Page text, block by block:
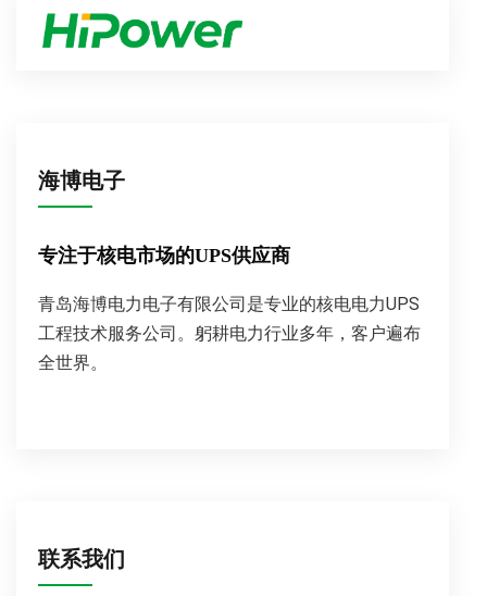
海博电子
专注于核电市场的UPS供应商
青岛海博电力电子有限公司是专业的核电电力UPS
工程技术服务公司。躬耕电力行业多年，客户遍布
全世界。
联系我们